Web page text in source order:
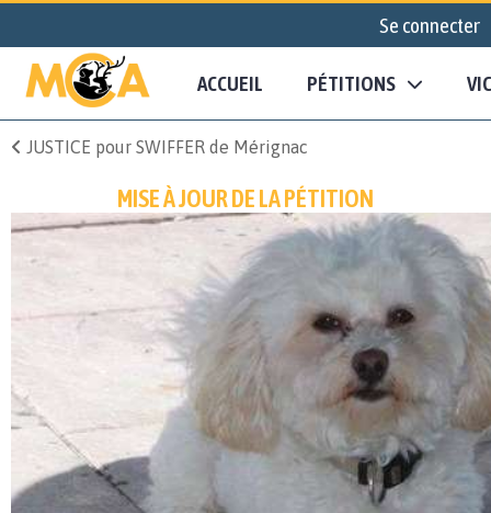
Se connecter
ACCUEIL PÉTITIONS
JUSTICE pour SWIFFER de Mérignac
MISE À JOUR DE LA PÉTITION